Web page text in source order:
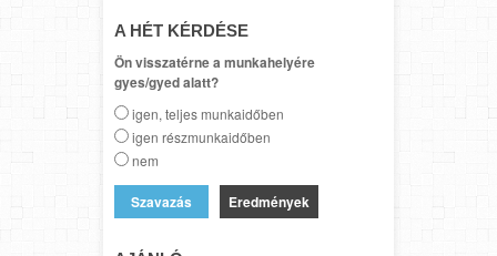
A HÉT KÉRDÉSE
Ön visszatérne a munkahelyére
gyes/gyed alatt?
igen, teljes munkaidőben
igen részmunkaidőben
nem
Eredmények